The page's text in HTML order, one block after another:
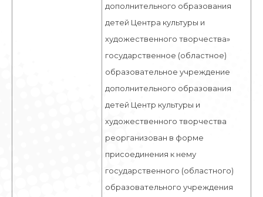
дополнительного образования
детей Центра культуры и
художественного творчества»
государственное (областное)
образовательное учреждение
дополнительного образования
детей Центр культуры и
художественного творчества
реорганизован в форме
присоединения к нему
государственного (областного)
образовательного учреждения